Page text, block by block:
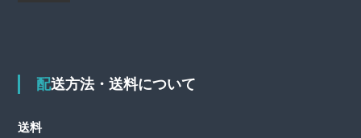
配送方法・送料について
送料